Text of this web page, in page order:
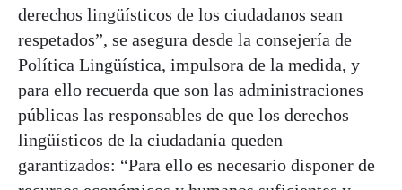
derechos lingüísticos de los ciudadanos sean
respetados”, se asegura desde la consejería de
Política Lingüística, impulsora de la medida, y
para ello recuerda que son las administraciones
públicas las responsables de que los derechos
lingüísticos de la ciudadanía queden
garantizados: “Para ello es necesario disponer de